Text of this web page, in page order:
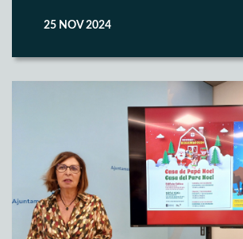
25 NOV 2024